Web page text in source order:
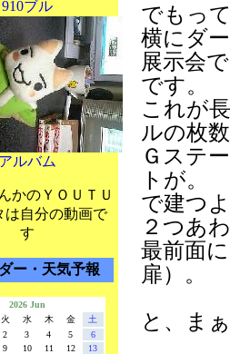
910ブル
アルバム
かのＹＯＵＴＵ
は自分の動画で
す
ー・天気予報
2026 Jun
火 水 木 金
土
2 3 4 5
6
9 10 11 12
13
でもっ
横にダ
展示会
です。
これが
ルの枚
Ｇステ
トが。
で建つ
２つあ
最前面
扉）。
と、ま